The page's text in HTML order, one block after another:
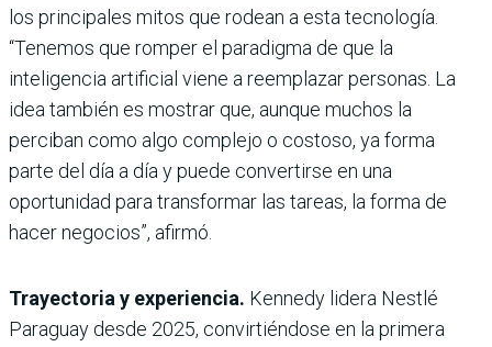
los principales mitos que rodean a esta tecnología.
“Tenemos que romper el paradigma de que la
inteligencia artificial viene a reemplazar personas. La
idea también es mostrar que, aunque muchos la
perciban como algo complejo o costoso, ya forma
parte del día a día y puede convertirse en una
oportunidad para transformar las tareas, la forma de
hacer negocios”, afirmó.
Trayectoria y experiencia. Kennedy lidera Nestlé
Paraguay desde 2025, convirtiéndose en la primera